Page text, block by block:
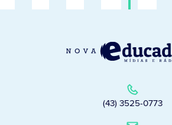
(43) 3525-0773